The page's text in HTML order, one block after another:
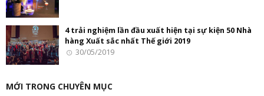
4 trải nghiệm lần đầu xuất hiện tại sự kiện 50 Nhà
hàng Xuất sắc nhất Thế giới 2019
30/05/2019
MỚI TRONG CHUYÊN MỤC